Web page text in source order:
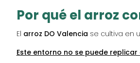
Por qué el arroz
El arroz DO Valencia se cultiva en
Este entorno no se puede